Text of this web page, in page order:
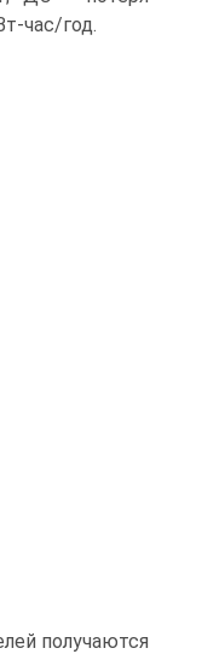
час/год.
получаются